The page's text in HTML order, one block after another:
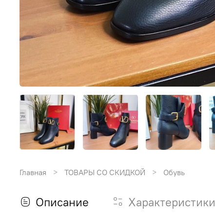
Главная ТОВАРЫ СО СКИДКОЙ Обувь
Описание Характеристики